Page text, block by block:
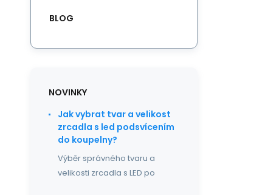
BLOG
NOVINKY
Jak vybrat tvar a velikost
zrcadla s led podsvícením
do koupelny?
Výběr správného tvaru a
velikosti zrcadla s LED po